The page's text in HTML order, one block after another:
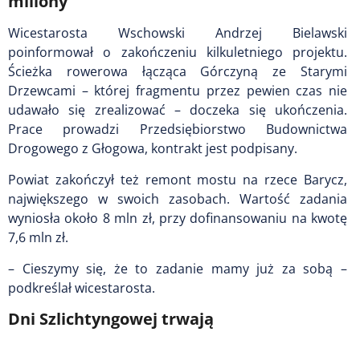
Wicestarosta Wschowski Andrzej Bielawski
poinformował o zakończeniu kilkuletniego projektu.
Ścieżka rowerowa łącząca Górczyną ze Starymi
Drzewcami – której fragmentu przez pewien czas nie
udawało się zrealizować – doczeka się ukończenia.
Prace prowadzi Przedsiębiorstwo Budownictwa
Drogowego z Głogowa, kontrakt jest podpisany.
Powiat zakończył też remont mostu na rzece Barycz,
największego w swoich zasobach. Wartość zadania
wyniosła około 8 mln zł, przy dofinansowaniu na kwotę
7,6 mln zł.
– Cieszymy się, że to zadanie mamy już za sobą –
podkreślał wicestarosta.
Dni Szlichtyngowej trwają